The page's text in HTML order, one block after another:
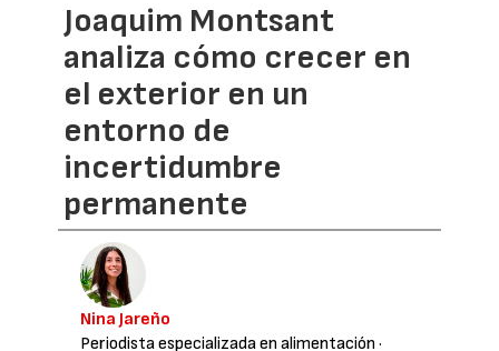
Joaquim Montsant
analiza cómo crecer en
el exterior en un
entorno de
incertidumbre
permanente
Nina Jareño
Periodista especializada en alimentación ·